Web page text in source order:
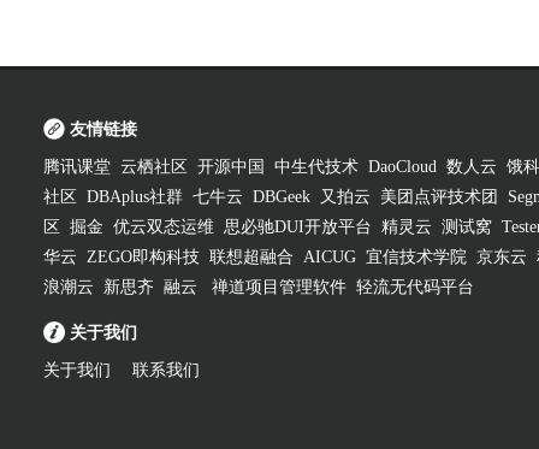
友情链接
腾讯课堂 云栖社区 开源中国 中生代技术 DaoCloud 数人云 饿
社区
DBAplus社群 七牛云 DBGeek 又拍云 美团点评技术团
区
掘金 优云双态运维 思必驰DUI开放平台 精灵云 测试窝
华云 ZEGO即构科技 联想超融合 AICUG 宜信技术学院 京东云
浪潮云
新思齐 融云 禅道项目管理软件 轻流无代码平台
关于我们
关于我们 联系我们